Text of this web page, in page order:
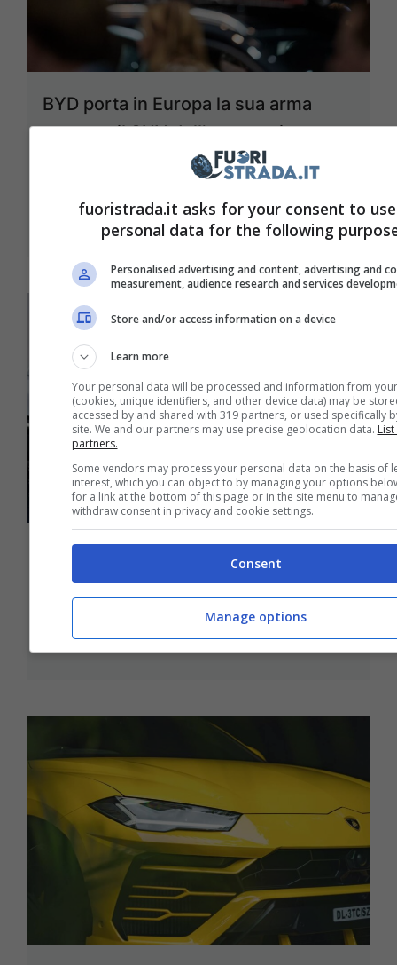
BYD porta in Europa la sua arma
segreta: il SUV dall’autonomia
infinita, sarà il più potente della
Novembre 2, 2025
Due grandi novità per uno dei SUV
più amati: ecco come cambia e cosa
introduce, il prezzo è super
Novembre 2, 2025
fuoristrada.it asks for your consent to
personal data for the following
Personalised advertising and content, advertising and
measurement, audience research and services
Store and/or access information on a device
Learn more
Your personal data will be processed and information from
(cookies, unique identifiers, and other device data) may be
accessed by and shared with 319 partners, or used specifically
site. We and our partners may use precise geolocation data.
partners.
Some vendors may process your personal data on the basis of
interest, which you can object to by managing your options
for a link at the bottom of this page or in the site menu to
withdraw consent in privacy and cookie settings.
Consent
Manage options